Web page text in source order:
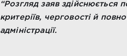
“Розгляд заяв здійснюється
критеріїв, черговості й
адміністрації.